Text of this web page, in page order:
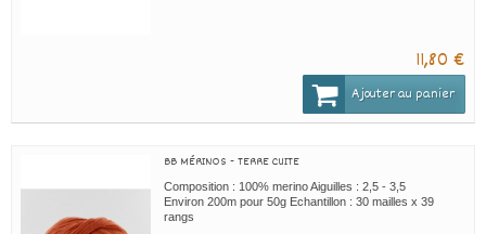
11,80 €
Ajouter au panier
BB MÉRINOS - TERRE CUITE
Composition : 100% merino Aiguilles : 2,5 - 3,5
Environ 200m pour 50g Echantillon : 30 mailles x 39
rangs